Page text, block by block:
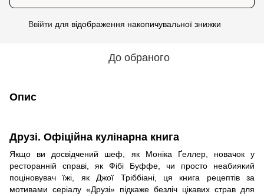
Ввійти для відображення накопичувальної знижки
До обраного
Опис
Друзі. Офіційна кулінарна книга
Якщо ви досвідчений шеф, як Моніка Ґеллер, новачок у
ресторанній справі, як Фібі Буффе, чи просто неабиякий
поціновувач їжі, як Джої Тріббіані, ця книга рецептів за
мотивами серіалу «Друзі» підкаже безліч цікавих страв для